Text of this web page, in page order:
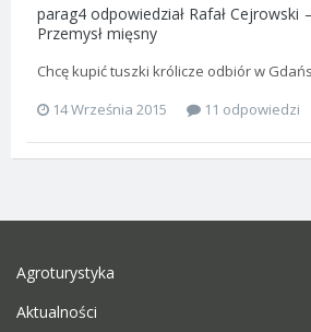
parag4 odpowiedział Rafał Cejrowski
Przemysł mięsny
Chcę kupić tuszki królicze odbiór w
14 Września 2015
11 odpowiedzi
Agroturystyka
Aktualności